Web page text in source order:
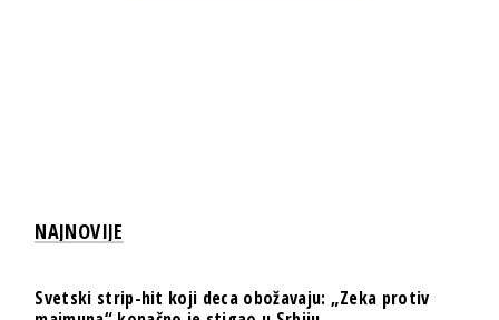
NAJNOVIJE
Svetski strip-hit koji deca obožavaju: „Zeka protiv